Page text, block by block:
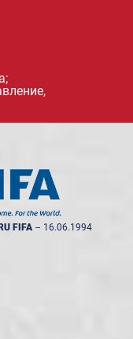
FIFA -- 16.06.1994